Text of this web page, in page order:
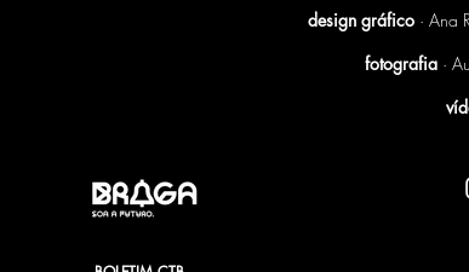
design gráfico · Ana
fotografia ·